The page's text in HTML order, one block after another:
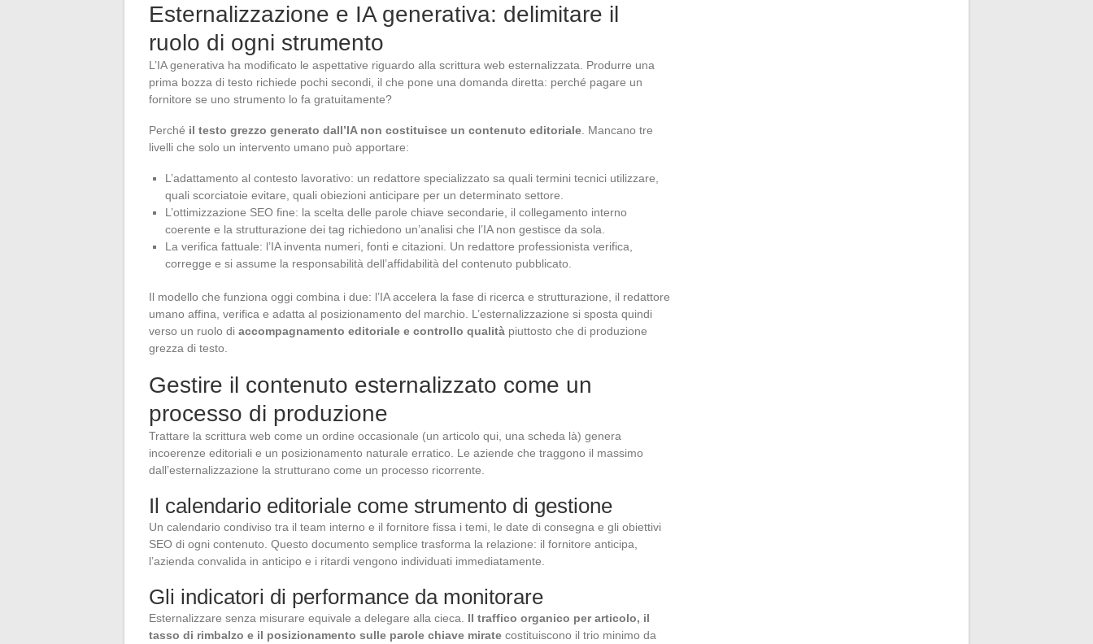
Esternalizzazione e IA generativa: delimitare il
ruolo di ogni strumento
L’IA generativa ha modificato le aspettative riguardo alla scrittura web esternalizzata. Produrre una
prima bozza di testo richiede pochi secondi, il che pone una domanda diretta: perché pagare un
fornitore se uno strumento lo fa gratuitamente?
Perché il testo grezzo generato dall’IA non costituisce un contenuto editoriale . Mancano tre
livelli che solo un intervento umano può apportare:
L’adattamento al contesto lavorativo: un redattore specializzato sa quali termini tecnici utilizzare,
quali scorciatoie evitare, quali obiezioni anticipare per un determinato settore.
L’ottimizzazione SEO fine: la scelta delle parole chiave secondarie, il collegamento interno
coerente e la strutturazione dei tag richiedono un’analisi che l’IA non gestisce da sola.
La verifica fattuale: l’IA inventa numeri, fonti e citazioni. Un redattore professionista verifica,
corregge e si assume la responsabilità dell’affidabilità del contenuto pubblicato.
Il modello che funziona oggi combina i due: l’IA accelera la fase di ricerca e strutturazione, il redattore
umano affina, verifica e adatta al posizionamento del marchio. L’esternalizzazione si sposta quindi
verso un ruolo di accompagnamento editoriale e controllo qualità piuttosto che di produzione
grezza di testo.
Gestire il contenuto esternalizzato come un
processo di produzione
Trattare la scrittura web come un ordine occasionale (un articolo qui, una scheda là) genera
incoerenze editoriali e un posizionamento naturale erratico. Le aziende che traggono il massimo
dall’esternalizzazione la strutturano come un processo ricorrente.
Il calendario editoriale come strumento di gestione
Un calendario condiviso tra il team interno e il fornitore fissa i temi, le date di consegna e gli obiettivi
SEO di ogni contenuto. Questo documento semplice trasforma la relazione: il fornitore anticipa,
l’azienda convalida in anticipo e i ritardi vengono individuati immediatamente.
Gli indicatori di performance da monitorare
Esternalizzare senza misurare equivale a delegare alla cieca. Il traffico organico per articolo, il
tasso di rimbalzo e il posizionamento sulle parole chiave mirate costituiscono il trio minimo da